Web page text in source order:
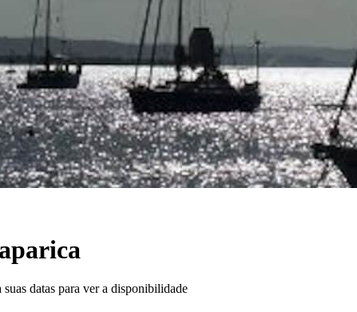
datas para ver a disponibilidade